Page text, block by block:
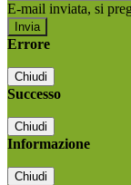
E-mail inviata, si
Errore
Chiudi
Successo
Chiudi
Informazione
Chiudi